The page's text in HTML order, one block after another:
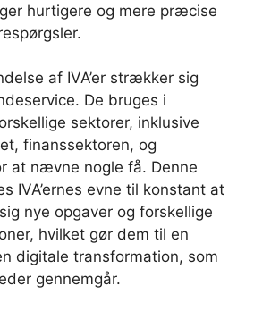
hurtigere og mere præcise
af IVA’er strækker sig
De bruges i
sektorer, inklusive
finanssektoren, og
at nævne nogle få. Denne
IVA’ernes evne til konstant at
nye opgaver og forskellige
hvilket gør dem til en
digitale transformation, som
gennemgår.